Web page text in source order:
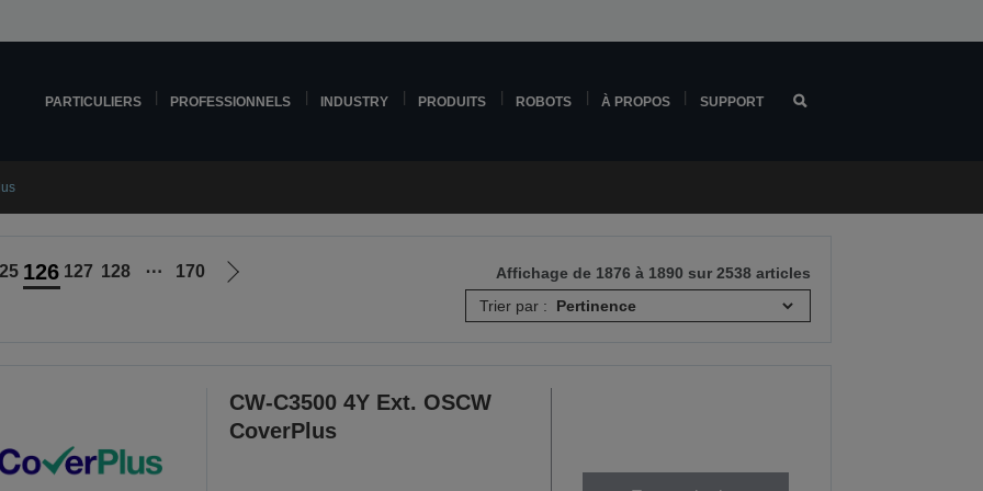
PARTICULIERS PROFESSIONNELS INDUSTRY PRODUITS ROBOTS À PROPOS SUPPORT
126 127 128 ⋯ 170
Aller
Affichage de 1876 à 1890 sur 2538 articles
Trier par :
CW-C3500 4Y Ext. OSCW
CoverPlus